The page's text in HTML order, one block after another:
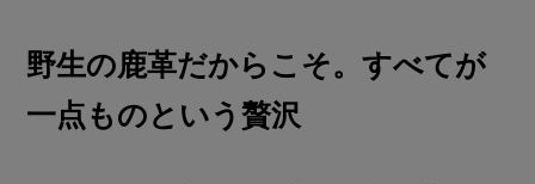
野生の鹿革だからこそ。すべてが
一点ものという贅沢